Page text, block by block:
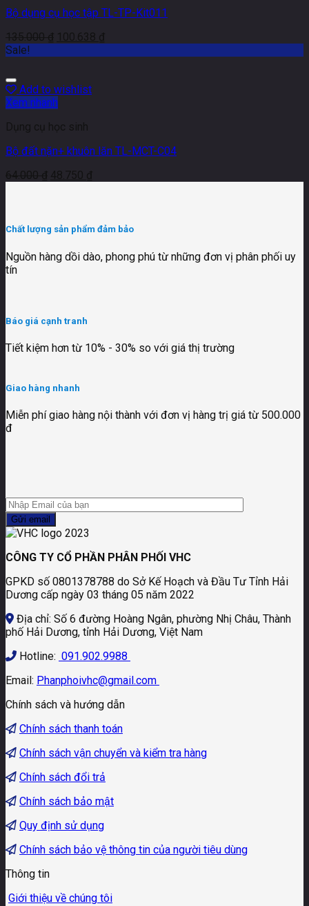
Bộ dụng cụ học tập TL-TP-Kit011
135.000₫ 100.638 ₫
Sale!
Add to wishlist
Xem nhanh
Dụng cụ học sinh
Bộ đất nặn+ khuôn lăn TL-MCT-C04
64.000₫ 48.750 ₫
Chất lượng sản phẩm đảm bảo
Nguồn hàng dồi dào, phong phú từ những đơn vị phân phối uy
tín
Báo giá cạnh tranh
Tiết kiệm hơn từ 10% - 30% so với giá thị trường
Giao hàng nhanh
Miễn phí giao hàng nội thành với đơn vị hàng trị giá từ 500.000
đ
CÔNG TY CỔ PHẦN PHÂN PHỐI VHC
GPKD số 0801378788 do Sở Kế Hoạch và Đầu Tư Tỉnh Hải
Dương cấp ngày 03 tháng 05 năm 2022
Địa chỉ: Số 6 đường Hoàng Ngân, phường Nhị Châu, Thành
phố Hải Dương, tỉnh Hải Dương, Việt Nam
Hotline: 091.902.9988
Email: Phanphoivhc@gmail.com
Chính sách và hướng dẫn
Chính sách thanh toán
Chính sách vận chuyển và kiểm tra hàng
Chính sách đổi trả
Chính sách bảo mật
Quy định sử dụng
Chính sách bảo vệ thông tin của người tiêu dùng
Thông tin
Giới thiệu về chúng tôi